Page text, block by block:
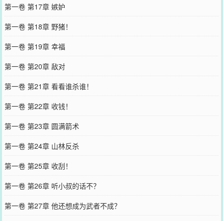
第一卷 第17章 嫉妒
第一卷 第18章 野猪！
第一卷 第19章 幸福
第一卷 第20章 敌对
第一卷 第21章 看看谁杀谁！
第一卷 第22章 收钱！
第一卷 第23章 圆满箭术
第一卷 第24章 山林反杀
第一卷 第25章 收刮！
第一卷 第26章 听小叔的话不？
第一卷 第27章 他还想成为武者不成？